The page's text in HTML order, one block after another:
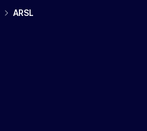
ARSL